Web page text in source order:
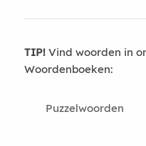
TIP!Vind woorden in
Woordenboeken:
Puzzelwoorden